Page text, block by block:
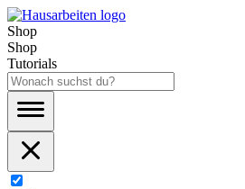
Shop
Shop
Tutorials